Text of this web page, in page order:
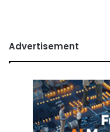
Advertisement